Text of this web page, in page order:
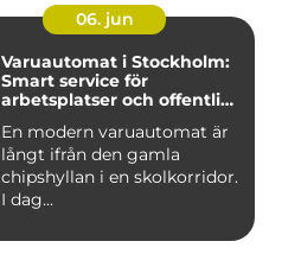
06. jun
Varuautomat i Stockholm:
Smart service för
arbetsplatser och offentliga
En modern varuautomat är
långt ifrån den gamla
chipshyllan i en skolkorridor.
I dag...